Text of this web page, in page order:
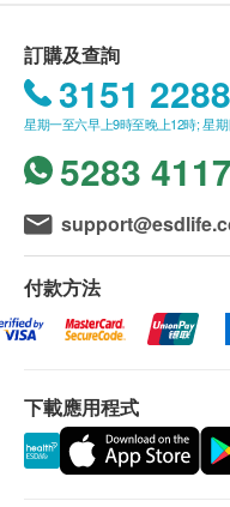
另外會由資深營養
比例及日常飲食習
45分鐘
液作樣本，並送到
2. 沒有家長或監護
預先取同意書並由
由其他成年人陪同
提供服務。
十六歳至未滿十八
預先取同意書並
客人自行到中心，
身份證明文件副本
本身體檢查計劃有
(由確認付款日期
10個工作天預約相
訂購及查詢
3151 2288
星期一至六早上9時至晚上12時; 星
5283 4117
付款方法
下載應用程式